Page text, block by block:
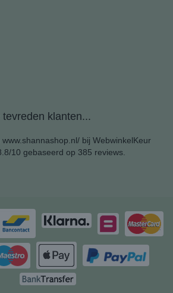
klanten...
bij WebwinkelKeur
10 gebaseerd op 385 reviews.